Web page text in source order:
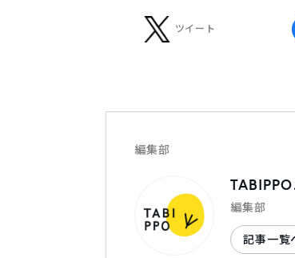
ツイート
編集部
編集部
記事一覧